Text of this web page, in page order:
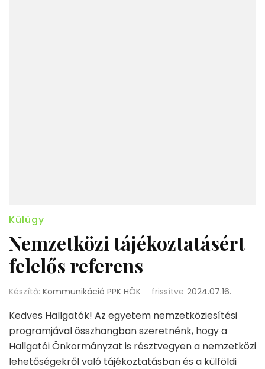
Külügy
Nemzetközi tájékoztatásért
felelős referens
Készítő: Kommunikáció PPK HÖK frissítve 2024.07.16.
Kedves Hallgatók! Az egyetem nemzetköziesítési
programjával összhangban szeretnénk, hogy a
Hallgatói Önkormányzat is résztvegyen a nemzetközi
lehetőségekről való tájékoztatásban és a külföldi